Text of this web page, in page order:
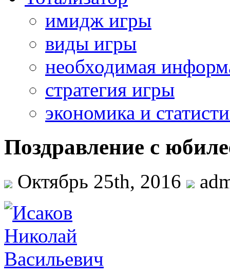
имидж игры
виды игры
необходимая
стратегия игры
экономика и
Поздравление с
Октябрь 25th, 2016